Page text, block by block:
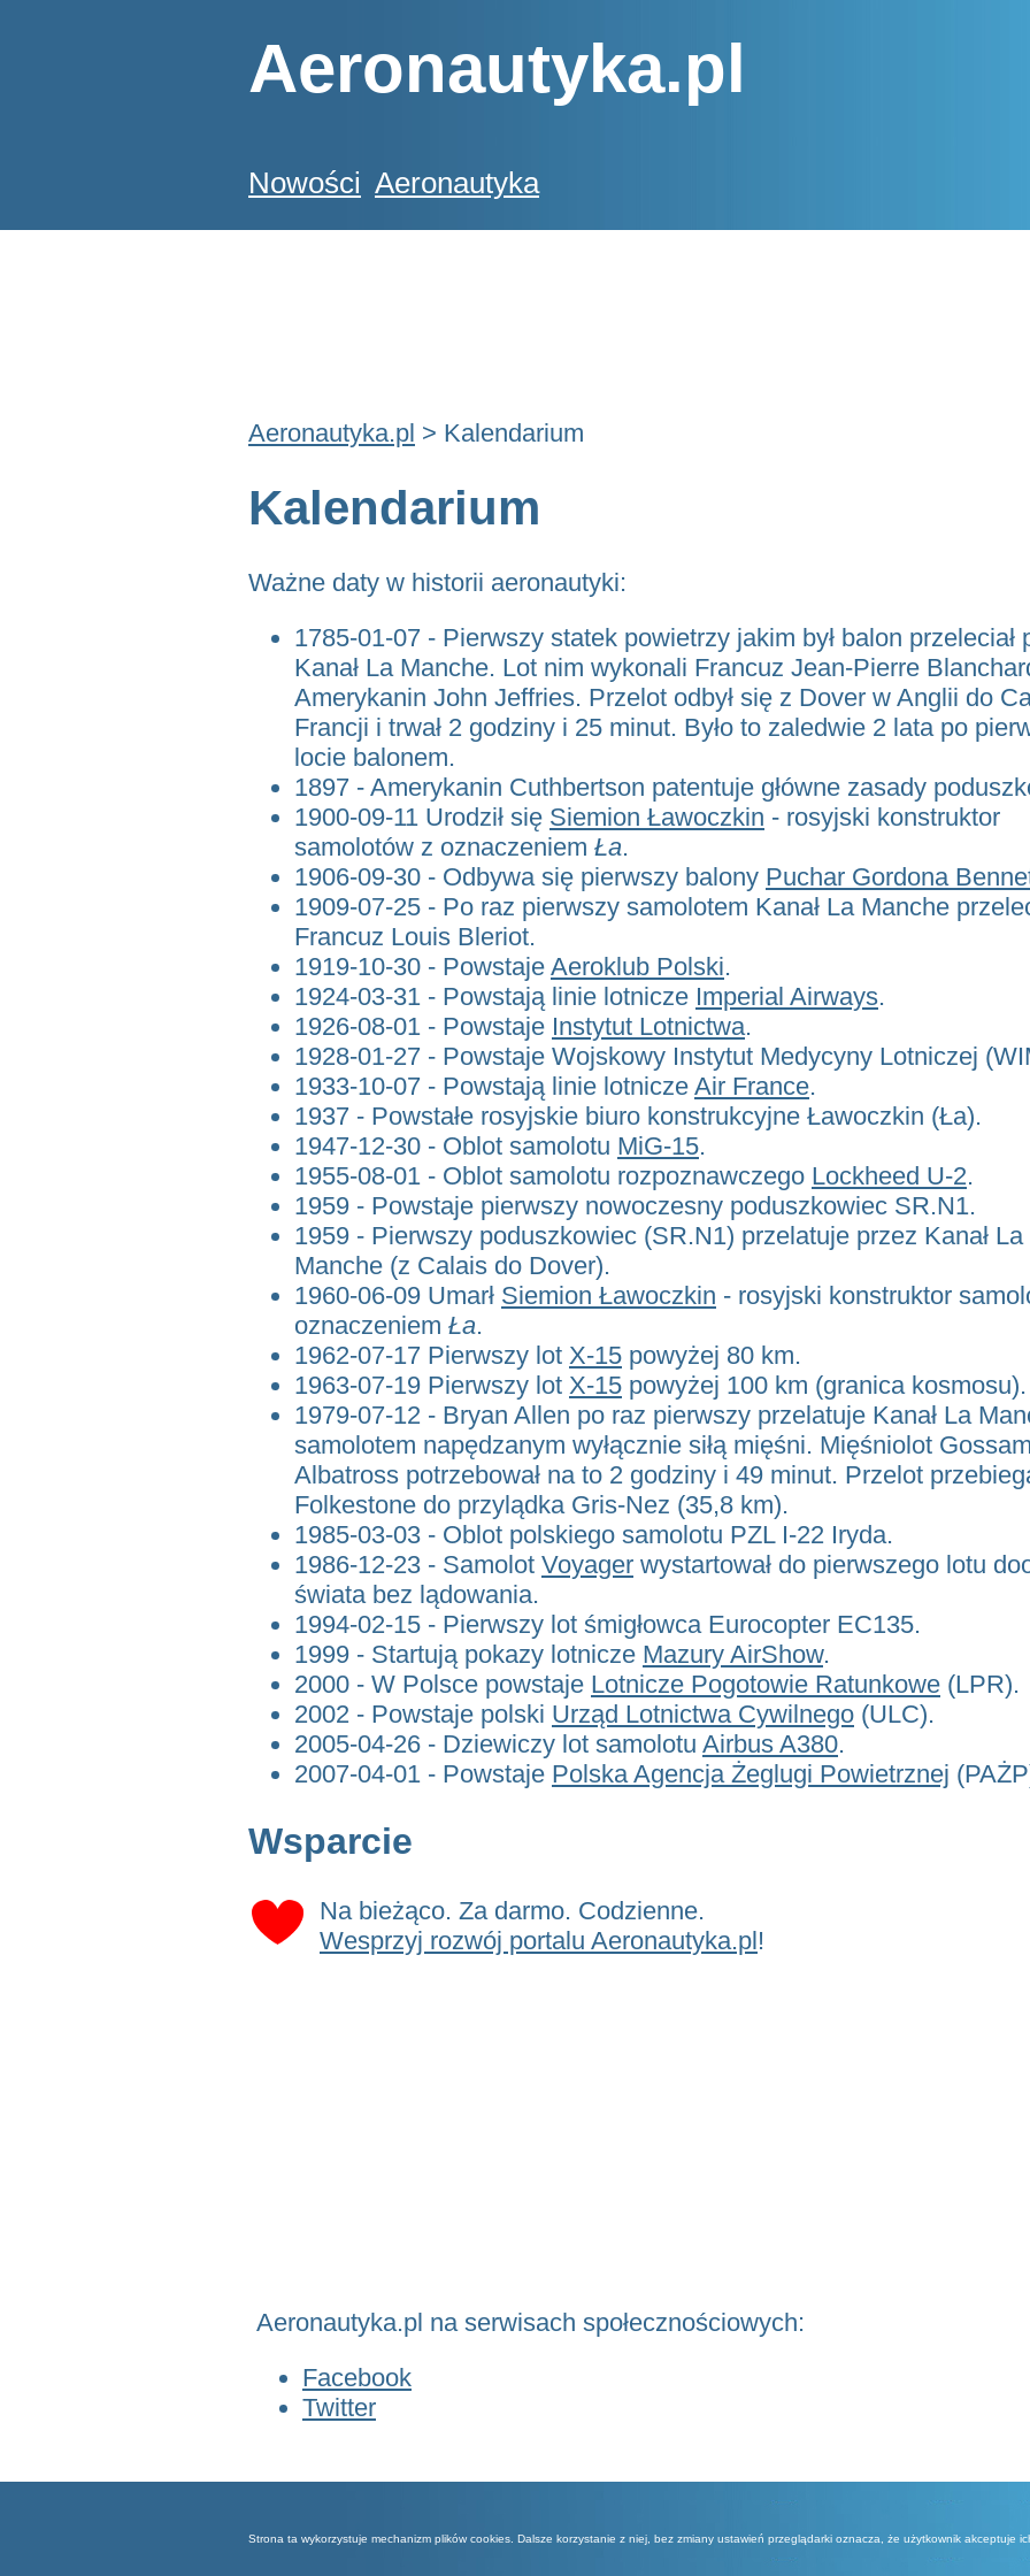
Aeronautyka.pl
Nowości Aeronautyka
Aeronautyka.pl > Kalendarium
Kalendarium
Ważne daty w historii aeronautyki:
1785-01-07 - Pierwszy statek powietrzy jakim był balon przeleciał
Kanał La Manche. Lot nim wykonali Francuz Jean-Pierre
Amerykanin John Jeffries. Przelot odbył się z Dover w Anglii do
Francji i trwał 2 godziny i 25 minut. Było to zaledwie 2 lata po
locie balonem.
1897 - Amerykanin Cuthbertson patentuje główne zasady
1900-09-11 Urodził się Siemion Ławoczkin - rosyjski konstruktor
samolotów z oznaczeniem Ła.
1906-09-30 - Odbywa się pierwszy balony Puchar Gordona
1909-07-25 - Po raz pierwszy samolotem Kanał La Manche
Francuz Louis Bleriot.
1919-10-30 - Powstaje Aeroklub Polski.
1924-03-31 - Powstają linie lotnicze Imperial Airways.
1926-08-01 - Powstaje Instytut Lotnictwa.
1928-01-27 - Powstaje Wojskowy Instytut Medycyny Lotniczej
1933-10-07 - Powstają linie lotnicze Air France.
1937 - Powstałe rosyjskie biuro konstrukcyjne Ławoczkin (Ła).
1947-12-30 - Oblot samolotu MiG-15.
1955-08-01 - Oblot samolotu rozpoznawczego Lockheed U-2.
1959 - Powstaje pierwszy nowoczesny poduszkowiec SR.N1.
1959 - Pierwszy poduszkowiec (SR.N1) przelatuje przez Kanał La
Manche (z Calais do Dover).
1960-06-09 Umarł Siemion Ławoczkin - rosyjski konstruktor
oznaczeniem Ła.
1962-07-17 Pierwszy lot X-15 powyżej 80 km.
1963-07-19 Pierwszy lot X-15 powyżej 100 km (granica kosmosu).
1979-07-12 - Bryan Allen po raz pierwszy przelatuje Kanał La
samolotem napędzanym wyłącznie siłą mięśni. Mięśniolot
Albatross potrzebował na to 2 godziny i 49 minut. Przelot
Folkestone do przylądka Gris-Nez (35,8 km).
1985-03-03 - Oblot polskiego samolotu PZL I-22 Iryda.
1986-12-23 - Samolot Voyager wystartował do pierwszego lotu
świata bez lądowania.
1994-02-15 - Pierwszy lot śmigłowca Eurocopter EC135.
1999 - Startują pokazy lotnicze Mazury AirShow.
2000 - W Polsce powstaje Lotnicze Pogotowie Ratunkowe (LPR).
2002 - Powstaje polski Urząd Lotnictwa Cywilnego (ULC).
2005-04-26 - Dziewiczy lot samolotu Airbus A380.
2007-04-01 - Powstaje Polska Agencja Żeglugi Powietrznej
Wsparcie
Na bieżąco. Za darmo. Codzienne.
Wesprzyj rozwój portalu Aeronautyka.pl !
Aeronautyka.pl na serwisach społecznościowych:
Facebook
Twitter
Strona ta wykorzystuje mechanizm plików cookies. Dalsze korzystanie z niej, bez zmiany ustawień przeglądarki oznacza, że użytkownik akceptuje